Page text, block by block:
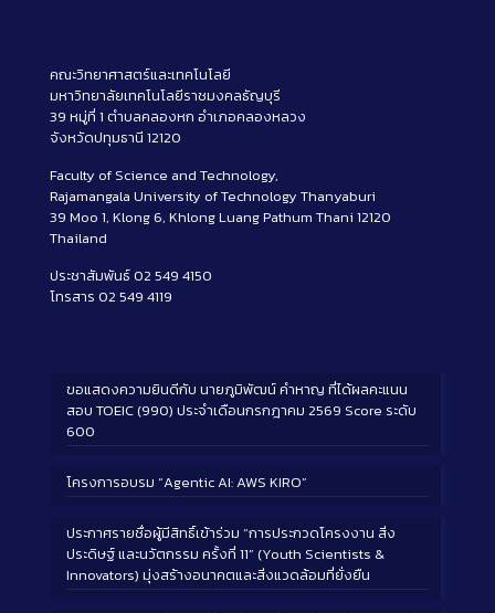
คณะวิทยาศาสตร์และเทคโนโลยี
มหาวิทยาลัยเทคโนโลยีราชมงคลธัญบุรี
39 หมู่ที่ 1 ตำบลคลองหก อำเภอคลองหลวง
จังหวัดปทุมธานี 12120
Faculty of Science and Technology,
Rajamangala University of Technology Thanyaburi
39 Moo 1, Klong 6, Khlong Luang Pathum Thani 12120
Thailand
ประชาสัมพันธ์ 02 549 4150
โทรสาร 02 549 4119
ขอแสดงความยินดีกับ นายภูมิพัฒน์ คำหาญ ที่ได้ผลคะแนน
สอบ TOEIC (990) ประจำเดือนกรกฎาคม 2569 Score ระดับ
600
โครงการอบรม “Agentic AI: AWS KIRO”
ประกาศรายชื่อผู้มีสิทธิ์เข้าร่วม “การประกวดโครงงาน สิ่ง
ประดิษฐ์ และนวัตกรรม ครั้งที่ 11” (Youth Scientists &
Innovators) มุ่งสร้างอนาคตและสิ่งแวดล้อมที่ยั่งยืน